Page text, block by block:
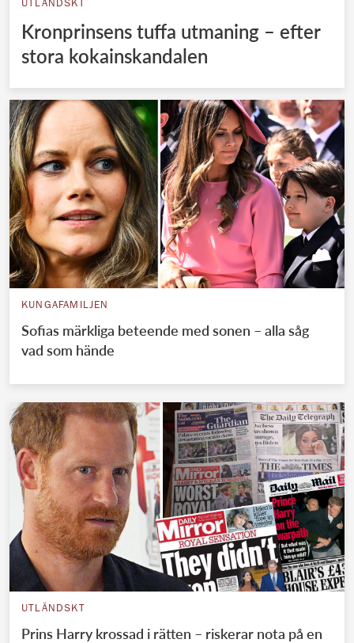
UTLÄNDSKT
Kronprinsens tuffa utmaning – efter
stora kokainskandalen
KUNGAFAMILJEN
Sofias märkliga beteende med sonen – alla såg
vad som hände
UTLÄNDSKT
Prins Harry krossad i rätten – riskerar nota på en